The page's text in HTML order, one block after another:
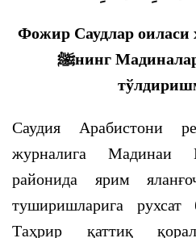
Фожир Саудлар оиласи
ﷺнинг Мадиналарини разолатга
Саудия Арабистони
журналига Мадинаи
районида ярим
туширишларига
Таҳрир қаттиқ